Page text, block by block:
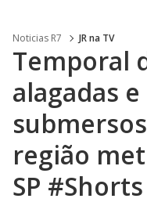
Noticias R7 JR na TV
Temporal
alagadas
região
SP #Shorts